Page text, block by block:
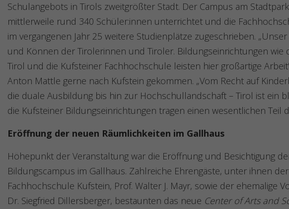
Schulangebots in Tirols zweitgrößter Stadt. Der Campus am
mittlerweile rund 340 Schüler:innen unterrichtet und die
im vergangenen Jahr 25 weitere Studienplätze zugeschrieben.
und Können der Tirolerinnen und Tiroler. Bildungseinrichtungen wie
Tirol und die Kufsteiner Fachhochschule leisten hier großartige
Anton Mattle gerne nach Kufstein gekommen. „Vom Recht auf
die duale Ausbildung bis hin zur Hochschullandschaft – Tirol ist ein
die Kufsteiner Bildungseinrichtungen tragen einen wesentlichen Teil
Eröffnung der neuen Räumlichkeiten im Gallhaus
Höhepunkt der Veranstaltung war die Eröffnung und Besichtigung
Bildungscampus im Gallhaus. Zahlreiche Ehrengäste, unter ihnen
Fachhochschule Kufstein, Prof. Walter J. Mayr, sowie der ehemalige
Dr. Siegfried Dillersberger, bestaunten das neue Center of Arts and